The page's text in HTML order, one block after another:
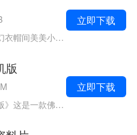
女生都想要的梦幻衣帽间美美小店是一款时尚养成模拟经营类手游。在游戏中玩家将扮演一位名叫美美的服装设计师，开一间时尚小店，给顾客们搭配服装，解决烦恼，还能结识志同道合的好友，环游世界，与年轻高冷教授和霸道总裁发生一...
立即下载
版
《少年侠客单机版》这是一款佛系武侠放置挂机游戏，怕伤肝，就来少年侠客单机版！【游戏特色】1.放置挂机，轻轻松松，躺成一代宗师；2.水墨国风，精致的人物原画，细腻的江湖场景；3.简单战斗，快乐加倍；4.良心福利，无需氪金，畅享游戏...
立即下载